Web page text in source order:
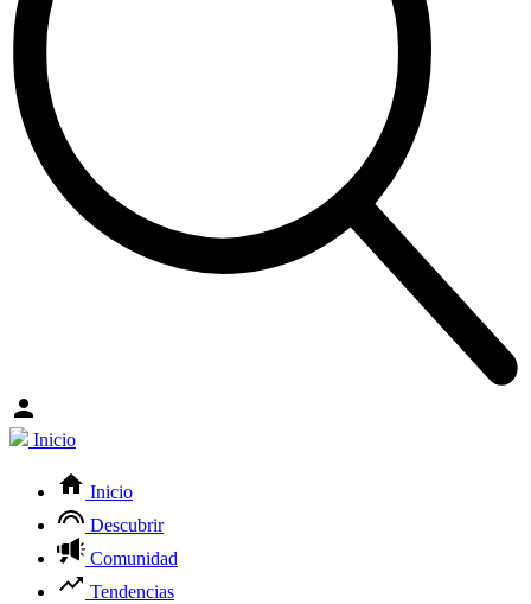
Inicio
Inicio
Descubrir
Comunidad
Tendencias